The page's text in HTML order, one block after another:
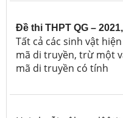
Đề thi THPT QG –
Tất cả các sinh vật
mã di truyền, trừ một
mã di truyền có tính